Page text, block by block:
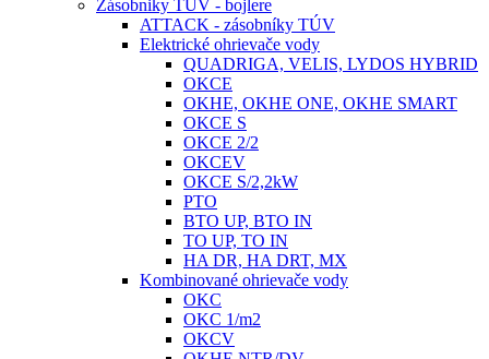
Zásobniky TÚV - bojlere
ATTACK - zásobníky TÚV
Elektrické ohrievače vody
QUADRIGA, VELIS, LYDOS HYBRID
OKCE
OKHE, OKHE ONE, OKHE SMART
OKCE S
OKCE 2/2
OKCEV
OKCE S/2,2kW
PTO
BTO UP, BTO IN
TO UP, TO IN
HA DR, HA DRT, MX
Kombinované ohrievače vody
OKC
OKC 1/m2
OKCV